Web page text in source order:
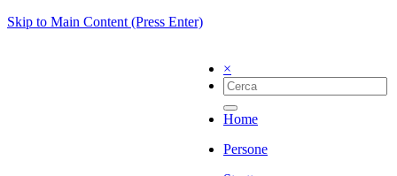
Skip to Main Content (Press Enter)
×
Home
Persone